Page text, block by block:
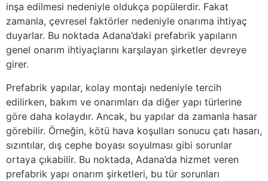
inşa edilmesi nedeniyle oldukça popülerdir. Fakat
zamanla, çevresel faktörler nedeniyle onarıma ihtiyaç
duyarlar. Bu noktada Adana’daki prefabrik yapıların
genel onarım ihtiyaçlarını karşılayan şirketler devreye
girer.
Prefabrik yapılar, kolay montajı nedeniyle tercih
edilirken, bakım ve onarımları da diğer yapı türlerine
göre daha kolaydır. Ancak, bu yapılar da zamanla hasar
görebilir. Örneğin, kötü hava koşulları sonucu çatı hasarı,
sızıntılar, dış cephe boyası soyulması gibi sorunlar
ortaya çıkabilir. Bu noktada, Adana’da hizmet veren
prefabrik yapı onarım şirketleri, bu tür sorunları